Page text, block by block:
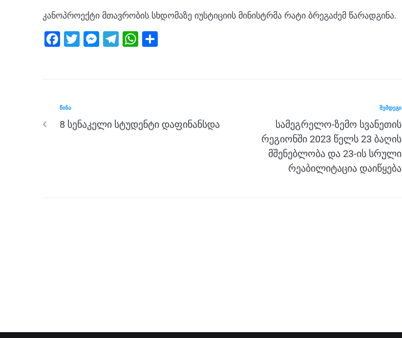
კანოპროექტი მთავრობის სხდომაზე იუსტიციის მინისტრმა რატი ბრეგაძემ წარადგინა.
F
b
o
o
T
M
er
T
m
W
p
p
ᲬᲘᲜᲐ
8 სენაკელი სტუდენტი დაფინანსდა
ᲨᲔᲛᲓᲔᲒᲘ
სამეგრელო-ზემო სვანეთის
რეგიონში 2023 წელს 23 ბაღის
მშენებლობა და 23-ის სრული
რეაბილიტაცია დაიწყება